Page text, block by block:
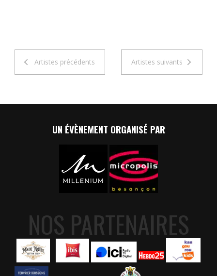
Artistes précédents Artistes suivants
UN ÉVÈNEMENT ORGANISÉ PAR
NOS PARTENAIRES